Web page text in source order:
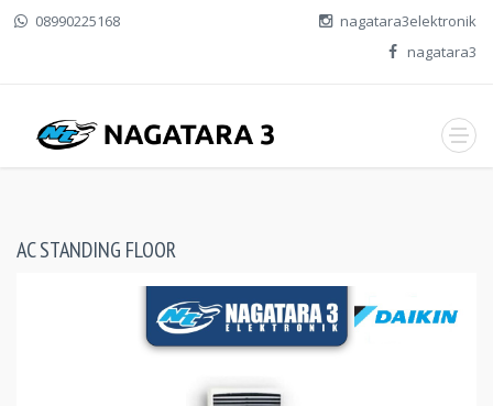
08990225168
nagatara3elektronik
nagatara3
AC STANDING FLOOR